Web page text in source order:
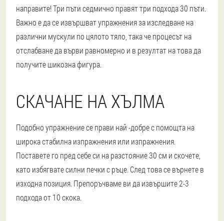
направите! Три пъти седмично правят три подхода 30 пъти.
Важно е да се извършват упражнения за изследване на
различни мускули по цялото тяло, така че процесът на
отслабване да върви равномерно и в резултат на това да
получите шикозна фигура.
СКАЧАНЕ НА ХЪЛМА
Подобно упражнение се прави най -добре с помощта на
широка стабилна изпражнения или изпражнения.
Поставете го пред себе си на разстояние 30 см и скочете,
като избягвате силни печки с ръце. След това се върнете в
изходна позиция. Препоръчваме ви да извършите 2-3
подхода от 10 скока.